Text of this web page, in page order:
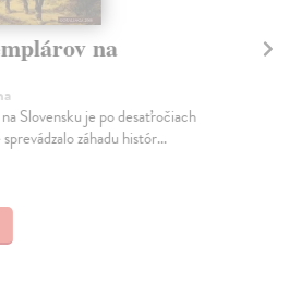
na
Slovensku je po desaťročiach
záhadu histór...